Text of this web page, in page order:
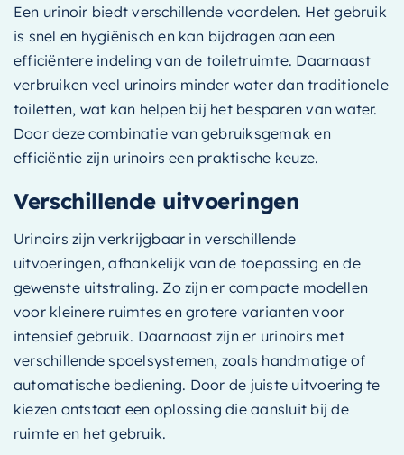
Een urinoir biedt verschillende voordelen. Het gebruik
is snel en hygiënisch en kan bijdragen aan een
efficiëntere indeling van de toiletruimte. Daarnaast
verbruiken veel urinoirs minder water dan traditionele
toiletten, wat kan helpen bij het besparen van water.
Door deze combinatie van gebruiksgemak en
efficiëntie zijn urinoirs een praktische keuze.
Verschillende uitvoeringen
Urinoirs zijn verkrijgbaar in verschillende
uitvoeringen, afhankelijk van de toepassing en de
gewenste uitstraling. Zo zijn er compacte modellen
voor kleinere ruimtes en grotere varianten voor
intensief gebruik. Daarnaast zijn er urinoirs met
verschillende spoelsystemen, zoals handmatige of
automatische bediening. Door de juiste uitvoering te
kiezen ontstaat een oplossing die aansluit bij de
ruimte en het gebruik.